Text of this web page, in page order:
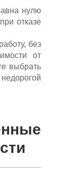
нулю
отказе
без
от
выбрать